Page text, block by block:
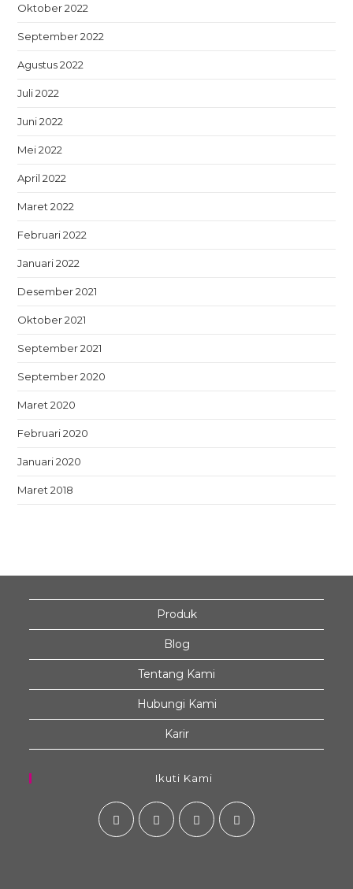
Oktober 2022
September 2022
Agustus 2022
Juli 2022
Juni 2022
Mei 2022
April 2022
Maret 2022
Februari 2022
Januari 2022
Desember 2021
Oktober 2021
September 2021
September 2020
Maret 2020
Februari 2020
Januari 2020
Maret 2018
Produk
Blog
Tentang Kami
Hubungi Kami
Karir
Ikuti Kami